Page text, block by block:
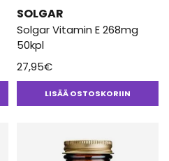
SOLGAR
Solgar Vitamin E 268mg
50kpl
27,95€
LISÄÄ OSTOSKORIIN